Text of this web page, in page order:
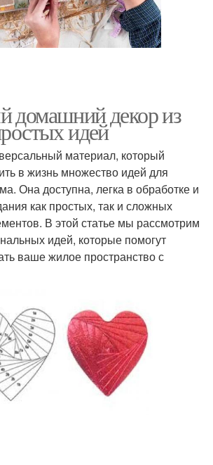
домашний декор из
идей
материал, который
в жизнь множество идей для
Она доступна, легка в обработке и
как простых, так и сложных
В этой статье мы рассмотрим
идей, которые помогут
ваше жилое пространство с